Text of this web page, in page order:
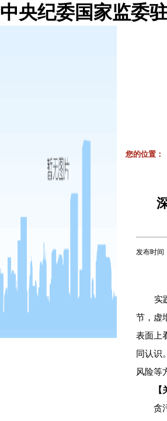
中央纪委国家监委
您的位置：
发布时间
实践
节，虚
表面上
同认识
风险等
【
贪污